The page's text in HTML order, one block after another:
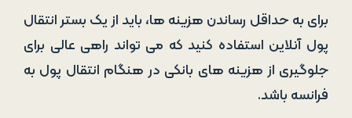
برای به حداقل رساندن هزینه ها، باید از یک بستر انتقال
پول آنلاین استفاده کنید که می تواند راهی عالی برای
جلوگیری از هزینه های بانکی در هنگام انتقال پول به
فرانسه باشد.